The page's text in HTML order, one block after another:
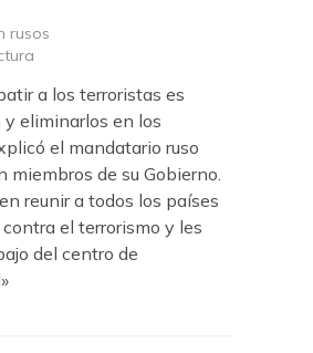
rusos
a los terroristas es
eliminarlos en los
el mandatario ruso
miembros de su Gobierno.
reunir a todos los países
el terrorismo y les
del centro de